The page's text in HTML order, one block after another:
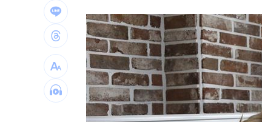
好友離世成創作契機 樂團主唱吐黑
潘裕文閃退歌壇 周定緯曝私下真實
華邦電Q2獲利創高！上半年EPS達
割頸案受害家屬揭這真相！指加害者